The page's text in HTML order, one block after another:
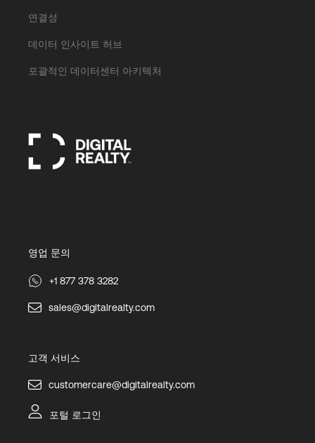
연결성
데이터 인사이트 허브
포괄적인 데이터센터 아키텍처
영업 문의
+1 877 378 3282
sales@digitalrealty.com
고객 서비스
customercare@digitalrealty.com
포털 로그인